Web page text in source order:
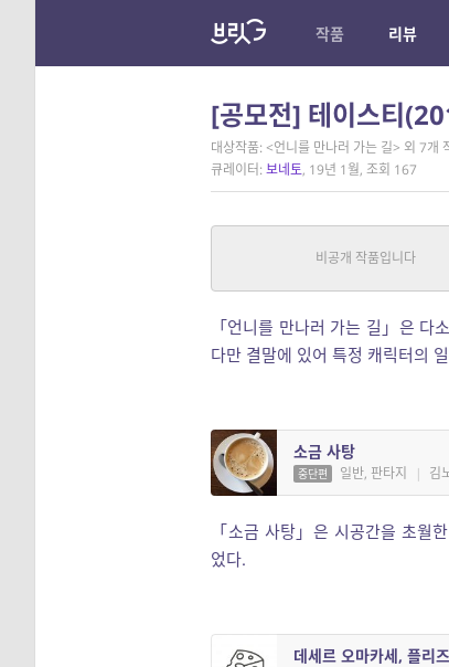
작품 리뷰
[공모전] 테이스티
대상작품: <언니를 만나러 가는 길> 외 7개
큐레이터: 보네토, 19년 1월, 조회 167
언니를 만나러 가는 길
추리/스릴러 |
「언니를 만나러 가는 길」은 다
다만 결말에 있어 특정 캐릭터의
소금 사탕
중단편 일반, 판타지 | 김
「소금 사탕」은 시공간을 초월
었다.
데세르 오마카세, 플리즈